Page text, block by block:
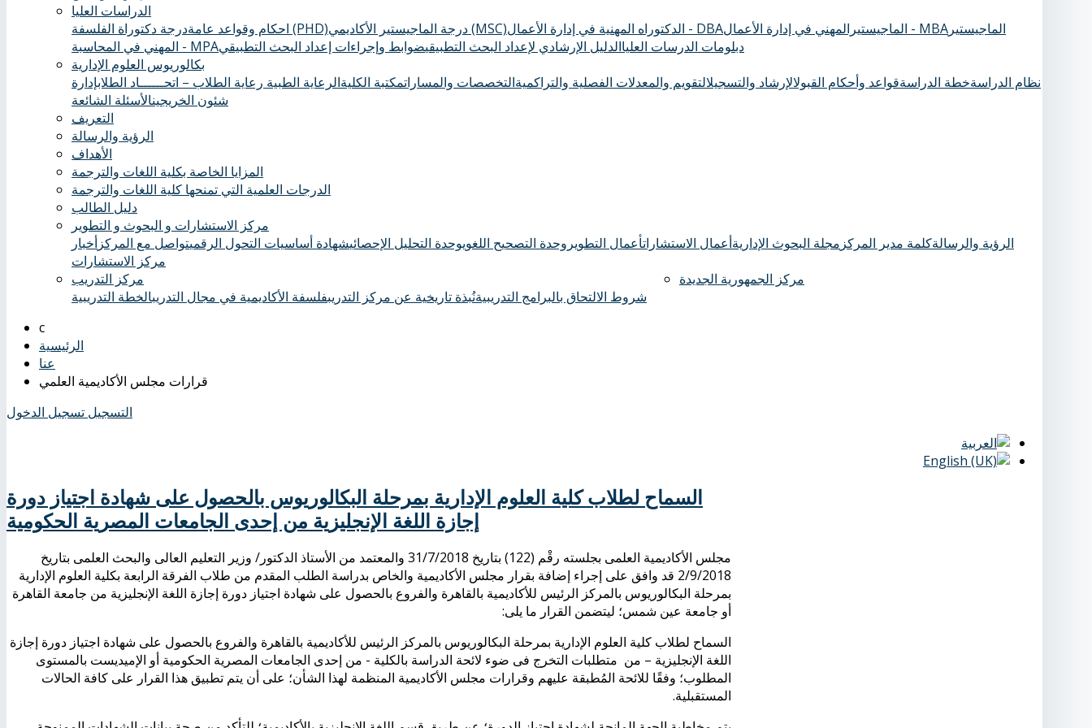
الدراسات العليا
احكام وقواعد عامة درجة دكتوراة الفلسفة (PHD) درجة الماجيستير الأكاديمي (MSC) الدكتوراه المهنية في إدارة الأعمال - DBA الماجيستيرالمهني في إدارة الأعمال - MBA الماجيستير
المهني في المحاسبة - MPA
دبلومات الدرسات العلياالدليل الإرشادي لإعداد البحث التطبيقيضوابط وإجراءات إعداد البحث التطبيقي
بكالوريوس العلوم الإدارية
نظام الدراسةخطة الدراسةقواعد وأحكام القبولالإرشاد والتسجيلالتقويم والمعدلات الفصلية والتراكميةالتخصصات والمساراتمكتبة الكليةالرعاية الطبية ‏ رعاية الطلاب – اتحــــــاد الطلابإدارة
شئون الخريجينالأسئلة الشائعة
التعريف
الرؤية والرسالة
الأهداف
المزايا الخاصة بكلية اللغات والترجمة
الدرجات العلمية التي تمنحها كلية اللغات والترجمة
دليل الطالب
مركز الاستشارات و البحوث و التطوير
الرؤية والرسالةكلمة مدير المركز مجلة البحوث الإداريةأعمال الاستشاراتأعمال التطوير وحدة التصحيح اللغويوحدة التحليل الإحصائيشهادة أساسيات التحول الرقميتواصل مع المركزأخبار
مركز الاستشارات
مركز التدريب
شروط الالتحاق بالبرامج التدريبيةنُبذة تاريخية عن مركز التدريبفلسفة الأكاديمية في مجال التدريبالخطة التدريبية
مركز الجمهورية الجديدة
الرئيسية
عنا
قرارات مجلس الأكاديمية العلمي
التسجيل تسجيل الدخول
السماح لطلاب كلية العلوم الإدارية بمرحلة البكالوريوس بالحصول على شهادة اجتياز دورة
إجازة اللغة الإنجليزية من إحدى الجامعات المصرية الحكومية
مجلس الأكاديمية العلمى بجلسته رقْم (122) بتاريخ 31/7/2018 والمعتمد من الأستاذ الدكتور/ وزير التعليم العالى والبحث العلمى بتاريخ
2/9/2018 قد وافق على إجراء إضافة بقرار مجلس الأكاديمية والخاص بدراسة الطلب المقدم من طلاب الفرقة الرابعة بكلية العلوم الإدارية
بمرحلة البكالوريوس بالمركز الرئيس للأكاديمية بالقاهرة والفروع بالحصول على شهادة اجتياز دورة إجازة اللغة الإنجليزية من جامعة القاهرة
أو جامعة عين شمس؛ ليتضمن القرار ما يلى:
السماح لطلاب كلية العلوم الإدارية بمرحلة البكالوريوس بالمركز الرئيس للأكاديمية بالقاهرة والفروع بالحصول على شهادة اجتياز دورة إجازة
اللغة الإنجليزية – من متطلبات التخرج فى ضوء لائحة الدراسة بالكلية - من إحدى الجامعات المصرية الحكومية أو الإميديست بالمستوى
المطلوب؛ وفقًا للائحة المُطبقة عليهم وقرارات مجلس الأكاديمية المنظمة لهذا الشأن؛ على أن يتم تطبيق هذا القرار على كافة الحالات
المستقبلية.